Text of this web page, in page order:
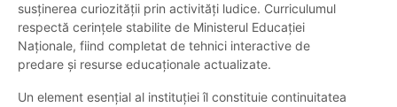
susținerea curiozității prin activități ludice. Curriculumul
respectă cerințele stabilite de Ministerul Educației
Naționale, fiind completat de tehnici interactive de
predare și resurse educaționale actualizate.
Un element esențial al instituției îl constituie continuitatea